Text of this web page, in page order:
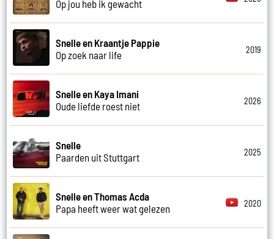
Op jou heb ik gewacht
Snelle en Kraantje Pappie
Op zoek naar life
2019
Snelle en Kaya Imani
Oude liefde roest niet
2026
Snelle
Paarden uit Stuttgart
2025
Snelle en Thomas Acda
Papa heeft weer wat gelezen
2020